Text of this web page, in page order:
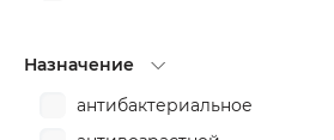
Назначение
антибактериальное